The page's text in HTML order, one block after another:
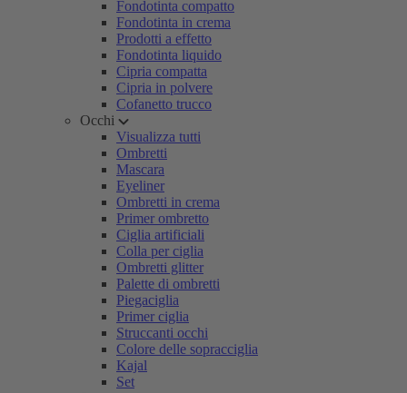
Fondotinta compatto
Fondotinta in crema
Prodotti a effetto
Fondotinta liquido
Cipria compatta
Cipria in polvere
Cofanetto trucco
Occhi
Visualizza tutti
Ombretti
Mascara
Eyeliner
Ombretti in crema
Primer ombretto
Ciglia artificiali
Colla per ciglia
Ombretti glitter
Palette di ombretti
Piegaciglia
Primer ciglia
Struccanti occhi
Colore delle sopracciglia
Kajal
Set